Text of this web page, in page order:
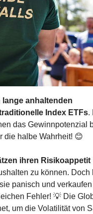
lange anhaltenden
Index ETFs.
das Gewinnpotenzial
die halbe Wahrheit! 😊
ihren Risikoappetit
zu können. Doch
panisch und
Fehler! 💡 Die
um die Volatilität von